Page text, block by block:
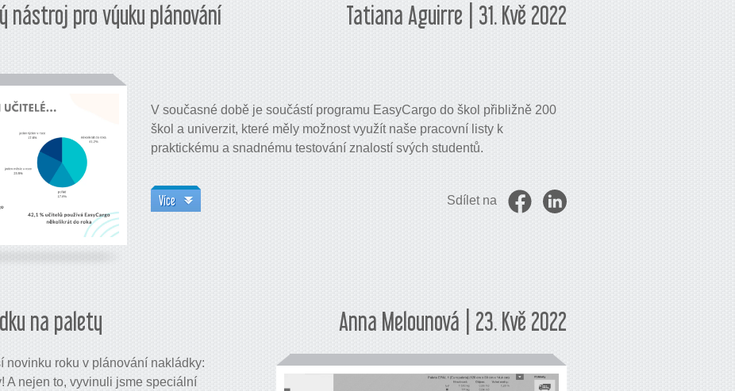
nástroj pro výuku plánování
Tatiana Aguirre | 31. Kvě 2022
V současné době je součástí programu EasyCargo do škol přibližně 200
škol a univerzit, které měly možnost využít naše pracovní listy k
praktickému a snadnému testování znalostí svých studentů.
Více Sdílet na
na palety Anna Melounová | 23. Kvě 2022
novinku roku v plánování nakládky:
A nejen to, vyvinuli jsme speciální